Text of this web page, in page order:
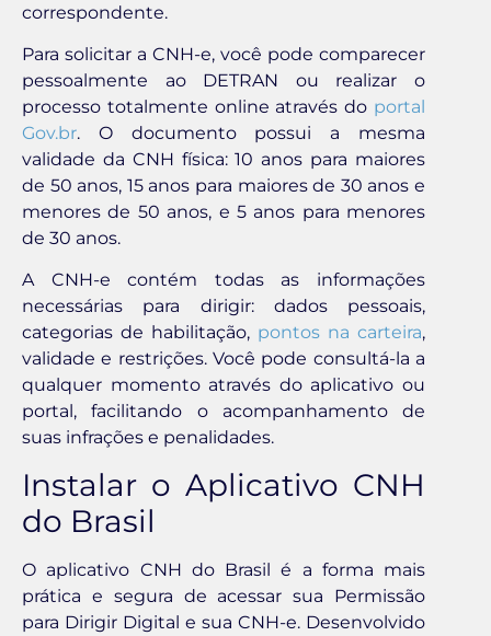
correspondente.
Para solicitar a CNH-e, você pode comparecer
pessoalmente ao DETRAN ou realizar o
processo totalmente online através do portal
Gov.br. O documento possui a mesma
validade da CNH física: 10 anos para maiores
de 50 anos, 15 anos para maiores de 30 anos e
menores de 50 anos, e 5 anos para menores
de 30 anos.
A CNH-e contém todas as informações
necessárias para dirigir: dados pessoais,
categorias de habilitação, pontos na carteira,
validade e restrições. Você pode consultá-la a
qualquer momento através do aplicativo ou
portal, facilitando o acompanhamento de
suas infrações e penalidades.
Instalar o Aplicativo CNH
do Brasil
O aplicativo CNH do Brasil é a forma mais
prática e segura de acessar sua Permissão
para Dirigir Digital e sua CNH-e. Desenvolvido